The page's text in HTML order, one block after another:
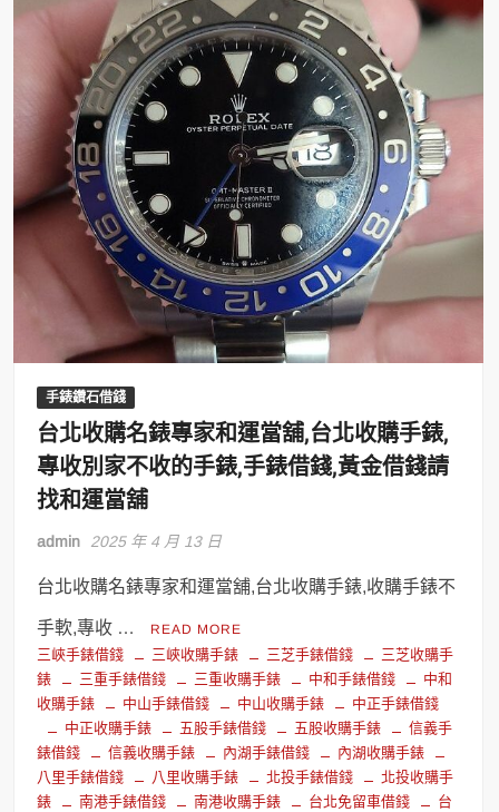
手錶鑽石借錢
台北收購名錶專家和運當舖,台北收購手錶,
專收別家不收的手錶,手錶借錢,黃金借錢請
找和運當舖
admin 2025 年 4 月 13 日
台北收購名錶專家和運當舖,台北收購手錶,收購手錶不
手軟,專收 … READ MORE
三峽手錶借錢 三峽收購手錶 三芝手錶借錢
三芝收購手
錶
三重手錶借錢 三重收購手錶 中和手錶借錢
中和
收購手錶
中山手錶借錢 中山收購手錶
中正手錶借錢
中正收購手錶
五股手錶借錢 五股收購手錶
信義手
錶借錢
信義收購手錶 內湖手錶借錢
內湖收購手錶
八里手錶借錢
八里收購手錶 北投手錶借錢
北投收購手
錶
南港手錶借錢 南港收購手錶 台北免留車借錢
台